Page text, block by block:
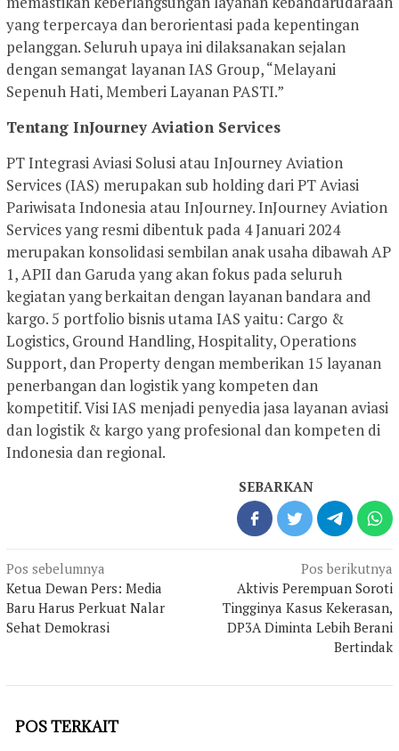
yang terpercaya dan berorientasi pada kepentingan
pelanggan. Seluruh upaya ini dilaksanakan sejalan
dengan semangat layanan IAS Group, “Melayani
Sepenuh Hati, Memberi Layanan PASTI.”
Tentang InJourney Aviation Services
PT Integrasi Aviasi Solusi atau InJourney Aviation
Services (IAS) merupakan sub holding dari PT Aviasi
Pariwisata Indonesia atau InJourney. InJourney Aviation
Services yang resmi dibentuk pada 4 Januari 2024
merupakan konsolidasi sembilan anak usaha dibawah AP
1, APII dan Garuda yang akan fokus pada seluruh
kegiatan yang berkaitan dengan layanan bandara and
kargo. 5 portfolio bisnis utama IAS yaitu: Cargo &
Logistics, Ground Handling, Hospitality, Operations
Support, dan Property dengan memberikan 15 layanan
penerbangan dan logistik yang kompeten dan
kompetitif. Visi IAS menjadi penyedia jasa layanan aviasi
dan logistik & kargo yang profesional dan kompeten di
Indonesia dan regional.
SEBARKAN
Navigasi
pos
Pos sebelumnya
Ketua Dewan Pers: Media
Baru Harus Perkuat Nalar
Sehat Demokrasi
Pos berikutnya
Aktivis Perempuan Soroti
Tingginya Kasus Kekerasan,
DP3A Diminta Lebih Berani
Bertindak
POS TERKAIT